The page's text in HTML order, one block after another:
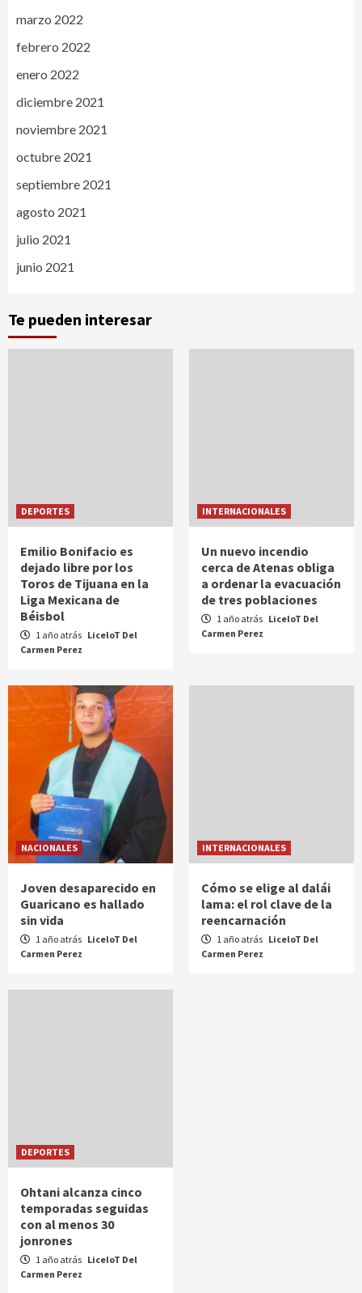
marzo 2022
febrero 2022
enero 2022
diciembre 2021
noviembre 2021
octubre 2021
septiembre 2021
agosto 2021
julio 2021
junio 2021
Te pueden interesar
DEPORTES
Emilio Bonifacio es
dejado libre por los
Toros de Tijuana en la
Liga Mexicana de
Béisbol
1 año atrás LiceloT Del
Carmen Perez
INTERNACIONALES
Un nuevo incendio
cerca de Atenas obliga
a ordenar la evacuación
de tres poblaciones
1 año atrás LiceloT Del
Carmen Perez
NACIONALES
Joven desaparecido en
Guaricano es hallado
sin vida
1 año atrás LiceloT Del
Carmen Perez
INTERNACIONALES
Cómo se elige al dalái
lama: el rol clave de la
reencarnación
1 año atrás LiceloT Del
Carmen Perez
DEPORTES
Ohtani alcanza cinco
temporadas seguidas
con al menos 30
jonrones
1 año atrás LiceloT Del
Carmen Perez